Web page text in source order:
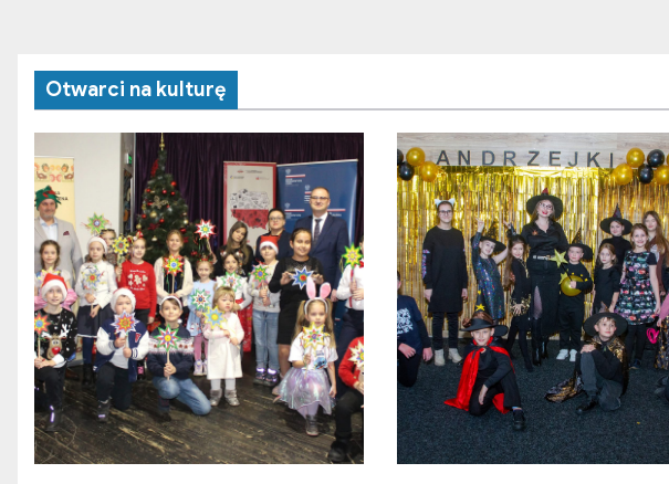
Otwarci na kulturę